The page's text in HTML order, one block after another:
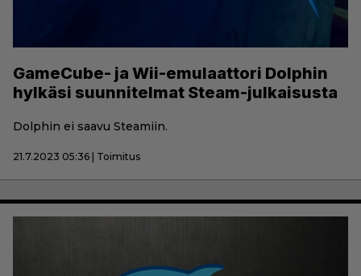
GameCube- ja Wii-emulaattori Dolphin
hylkäsi suunnitelmat Steam-julkaisusta
Dolphin ei saavu Steamiin.
21.7.2023 05:36 | Toimitus